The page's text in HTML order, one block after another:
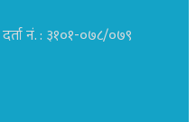
नं. : ३१०१-०७८/०७९